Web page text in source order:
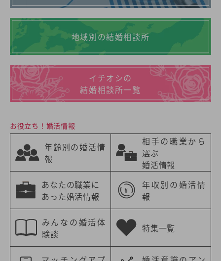
地域別の結婚相談所
イチオシの
結婚相談所一覧
お役立ち！婚活情報
年齢別の婚活情
報
相手の職業から
選ぶ
婚活情報
あなたの職業に
あった婚活情報
年収別の婚活情
報
みんなの婚活体
験談
特集一覧